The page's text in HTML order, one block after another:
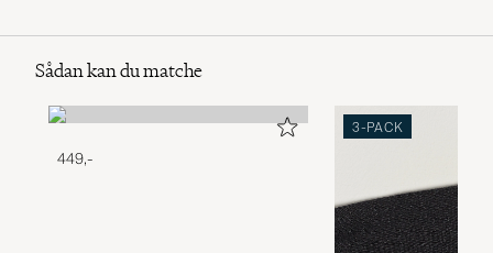
Sådan kan du matche
449,-
3-PACK